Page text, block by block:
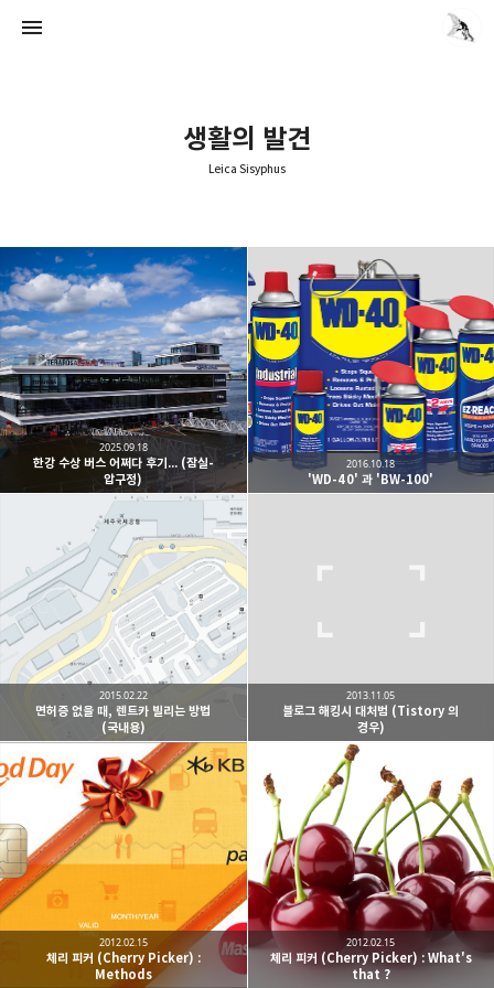
생활의 발견
Leica Sisyphus
한강 수상 버스 어쩌다 후기... (잠실-
압구정)
2025.09.18
'WD-40' 과 'BW-100'
2016.10.18
면허증 없을 때, 렌트카 빌리는 방법
(국내용)
2015.02.22
블로그 해킹시 대처범 (Tistory 의
경우)
2013.11.05
체리 피커 (Cherry Picker) :
Methods
2012.02.15
체리 피커 (Cherry Picker) : What's
that ?
2012.02.15
Leica Sisyphus
quanj